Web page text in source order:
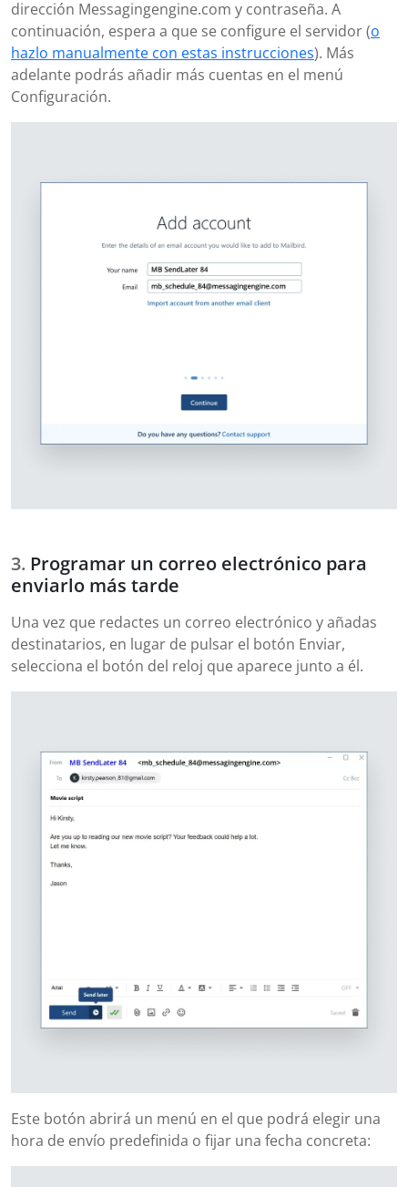
dirección Messagingengine.com y contraseña. A
continuación, espera a que se configure el servidor (o
hazlo manualmente con estas instrucciones). Más
adelante podrás añadir más cuentas en el menú
Configuración.
Programar un correo electrónico para
enviarlo más tarde
Una vez que redactes un correo electrónico y añadas
destinatarios, en lugar de pulsar el botón Enviar,
selecciona el botón del reloj que aparece junto a él.
Este botón abrirá un menú en el que podrá elegir una
hora de envío predefinida o fijar una fecha concreta: